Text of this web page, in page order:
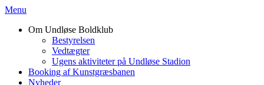
Menu
Om Undløse Boldklub
Bestyrelsen
Vedtægter
Ugens aktiviteter på Undløse Stadion
Booking af Kunstgræsbanen
Nyheder